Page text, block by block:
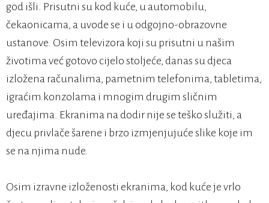
god išli. Prisutni su kod kuće, u automobilu,
čekaonicama, a uvode se i u odgojno-obrazovne
ustanove. Osim televizora koji su prisutni u našim
životima već gotovo cijelo stoljeće, danas su djeca
izložena računalima, pametnim telefonima, tabletima,
igraćim konzolama i mnogim drugim sličnim
uređajima. Ekranima na dodir nije se teško služiti, a
djecu privlače šarene i brzo izmjenjujuće slike koje im
se na njima nude.
Osim izravne izloženosti ekranima, kod kuće je vrlo